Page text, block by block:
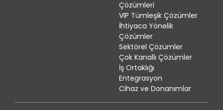
Çözümleri
VIP Tümleşik Çözümler
İhtiyaca Yönelik
Çözümler
Sektörel Çözümler
Çok Kanallı Çözümler
İş Ortaklığı
Entegrasyon
Cihaz ve Donanımlar